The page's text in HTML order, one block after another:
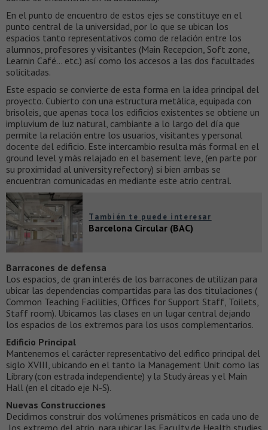
En el punto de encuentro de estos ejes se constituye en el
punto central de la universidad, por lo que se ubican los
espacios tanto representativos como de relación entre los
alumnos, profesores y visitantes (Main Recepcion, Soft zone,
Learnin Café… etc.) así como los accesos a las dos facultades
solicitadas.
Este espacio se convierte de esta forma en la idea principal del
proyecto. Cubierto con una estructura metálica, equipada con
brisoleis, que apenas toca los edificios existentes se obtiene un
impluvium de luz natural, cambiante a lo largo del día que
permite la relación entre los usuarios, visitantes y personal
docente del edificio. Este intercambio resulta más formal en el
ground level y más relajado en el basement leve, (en parte por
su proximidad al university refectory) si bien ambas se
encuentran comunicadas en mediante este atrio central.
También te puede interesar
Barcelona Circular (BAC)
Barracones de defensa
Los espacios, de gran interés de los barracones de utilizan para
ubicar las dependencias compartidas para las dos titulaciones (
Common Teaching Facilities, Offices for Support Staff, Toilets,
Staff room). Ubicamos las clases en un lugar central dejando
los espacios de los extremos para los usos complementarios.
Edificio Principal
Mantenemos el carácter representativo del edifico principal del
siglo XVIII, ubicando en el tanto la Management Unit como las
Library (con estrada independiente) y la Study áreas y el Main
Hall (en el citado eje N-S).
Nuevas Construcciones
Decidimos construir dos volúmenes prismáticos en cada uno de
los extremo del atrio, para ubicar las Faculty de Health studies